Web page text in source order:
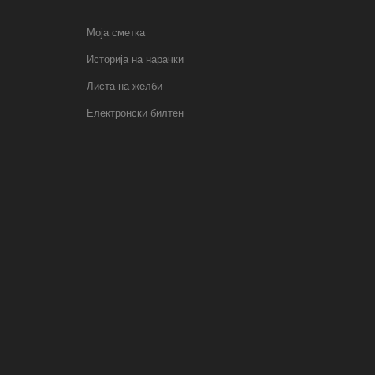
Моја сметка
Историја на нарачки
Листа на желби
Електронски билтен